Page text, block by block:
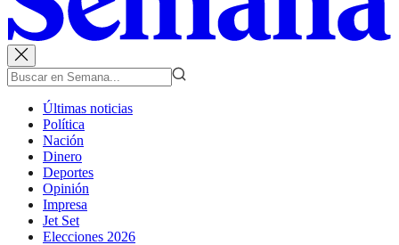
Últimas noticias
Política
Nación
Dinero
Deportes
Opinión
Impresa
Jet Set
Elecciones 2026